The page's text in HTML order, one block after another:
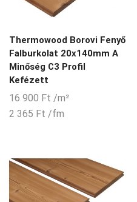
Thermowood Borovi Fenyő
Falburkolat 20x140mm A
Minőség C3 Profil
Kefézett
16 900 Ft /m²
2 365 Ft /fm